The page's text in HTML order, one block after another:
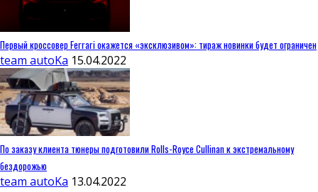
Первый кроссовер Ferrari окажется «эксклюзивом»: тираж новинки будет ограничен
team autoKa 15.04.2022
По заказу клиента тюнеры подготовили Rolls-Royce Cullinan к экстремальному
бездорожью
team autoKa 13.04.2022